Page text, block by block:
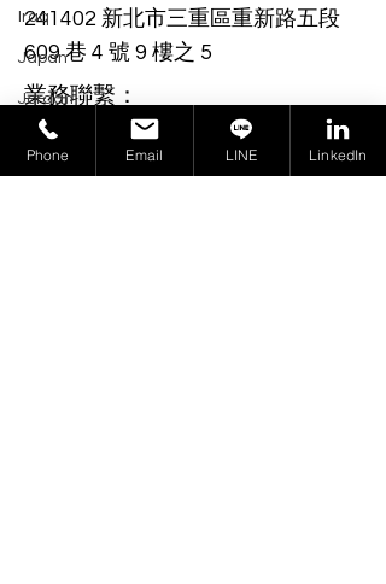
Iraq
Japan
Jordan
Kenya
Korea
241402 新北市三重區重新路五段
609 巷 4 號 9 樓之 5
業務聯繫：
PF02@cert-group.tw
來電洽詢：
Phone Email LINE LinkedIn